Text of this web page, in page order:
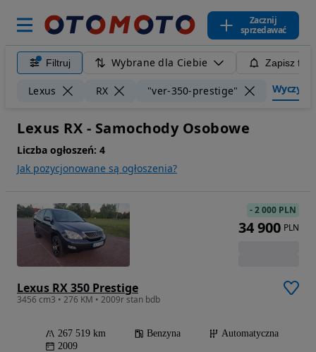
Zacznij
sprzedawać
Filtruj Wybrane dla Ciebie Zapisz
Lexus RX "ver-350-prestige" Wyczyść
Lexus RX - Samochody Osobowe
Liczba ogłoszeń: 4
Jak pozycjonowane są ogłoszenia?
Lexus RX 350 Prestige
3456 cm3 • 276 KM • 2009r stan bdb
267 519 km Benzyna
Automatyczna
2009
-2 000 PLN
34 900 PLN